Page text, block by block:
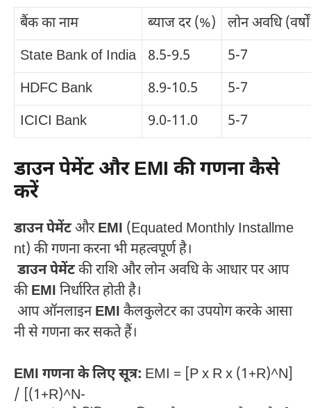
बैंक का नाम ब्याज दर (%)
लोन अवधि
State Bank of India
8.5-9.5
5-7
HDFC Bank
8.9-10.5
5-7
ICICI Bank
9.0-11.0 5-7
डाउन पेमेंट और EMI की गणना कैसे
करें
डाउन पेमेंटऔरEMI (Equated Monthly Installme
nt) की गणना करना भी महत्वपूर्ण है।
डाउन पेमेंटकी राशि और लोन अवधि के आधार पर आप
कीEMI निर्धारित होती है।
आप ऑनलाइनEMI कैलकुलेटर का उपयोग करके आसा
नी से गणना कर सकते हैं।
EMI गणना के लिए सूत्र: EMI = [P x R x (1+R)^N]
/ [(1+R)^N-